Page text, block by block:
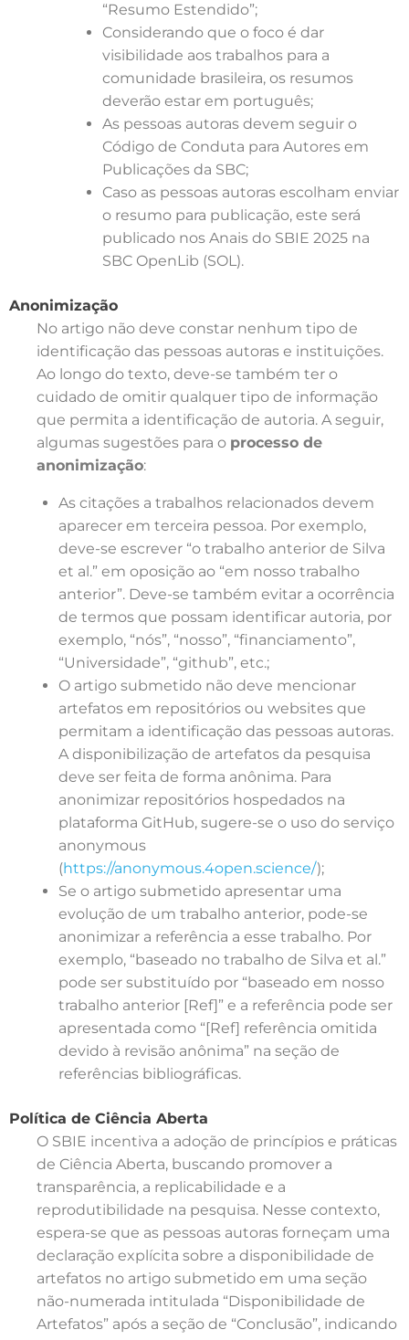
“Resumo Estendido”;
Considerando que o foco é dar
visibilidade aos trabalhos para a
comunidade brasileira, os resumos
deverão estar em português;
As pessoas autoras devem seguir o
Código de Conduta para Autores em
Publicações da SBC;
Caso as pessoas autoras escolham enviar
o resumo para publicação, este será
publicado nos Anais do SBIE 2025 na
SBC OpenLib (SOL).
Anonimização
No artigo não deve constar nenhum tipo de
identificação das pessoas autoras e instituições.
Ao longo do texto, deve-se também ter o
cuidado de omitir qualquer tipo de informação
que permita a identificação de autoria. A seguir,
algumas sugestões para o processo de
anonimização:
As citações a trabalhos relacionados devem
aparecer em terceira pessoa. Por exemplo,
deve-se escrever “o trabalho anterior de Silva
et al.” em oposição ao “em nosso trabalho
anterior”. Deve-se também evitar a ocorrência
de termos que possam identificar autoria, por
exemplo, “nós”, “nosso”, “financiamento”,
“Universidade”, “github”, etc.;
O artigo submetido não deve mencionar
artefatos em repositórios ou websites que
permitam a identificação das pessoas autoras.
A disponibilização de artefatos da pesquisa
deve ser feita de forma anônima. Para
anonimizar repositórios hospedados na
plataforma GitHub, sugere-se o uso do serviço
anonymous
(https://anonymous.4open.science/);
Se o artigo submetido apresentar uma
evolução de um trabalho anterior, pode-se
anonimizar a referência a esse trabalho. Por
exemplo, “baseado no trabalho de Silva et al.”
pode ser substituído por “baseado em nosso
trabalho anterior [Ref]” e a referência pode ser
apresentada como “[Ref] referência omitida
devido à revisão anônima” na seção de
referências bibliográficas.
Política de Ciência Aberta
O SBIE incentiva a adoção de princípios e práticas
de Ciência Aberta, buscando promover a
transparência, a replicabilidade e a
reprodutibilidade na pesquisa. Nesse contexto,
espera-se que as pessoas autoras forneçam uma
declaração explícita sobre a disponibilidade de
artefatos no artigo submetido em uma seção
não-numerada intitulada “Disponibilidade de
Artefatos” após a seção de “Conclusão”, indicando